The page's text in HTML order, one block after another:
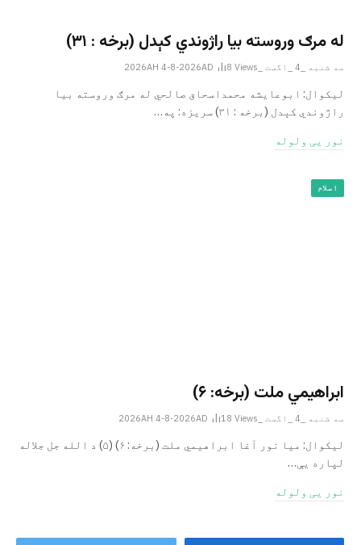
له مرګ وروسته بیا راژوندي کېدل (برخه : ۳۱)
سه شنبه _4 _اگست _2026AH 4-8-2026AD 8 Views
لیکوال: ابوعایشه محمداسحاق صالحي له مرګ وروسته بیا
راژوندي کېدل (برخه : ۳۱) سریزه: په…
نور یی ولوله
اسلام
ابراهيمي ملت (برخه: ۶)
سه شنبه _4 _اگست _2026AH 4-8-2026AD 18 Views
ليکوال: میا نور آغا ابراهيمي ملت (برخه: ۶) (۵) د الله جل جلاله
لپاره یې…
نور یی ولوله